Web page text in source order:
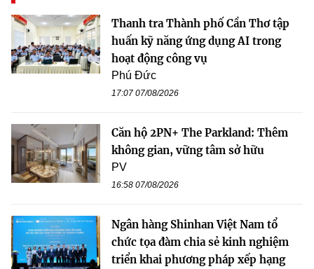
Thanh tra Thành phố Cần Thơ tập
huấn kỹ năng ứng dụng AI trong
hoạt động công vụ
Phú Đức
17:07 07/08/2026
Căn hộ 2PN+ The Parkland: Thêm
không gian, vững tâm sở hữu
PV
16:58 07/08/2026
Ngân hàng Shinhan Việt Nam tổ
chức tọa đàm chia sẻ kinh nghiệm
triển khai phương pháp xếp hạng